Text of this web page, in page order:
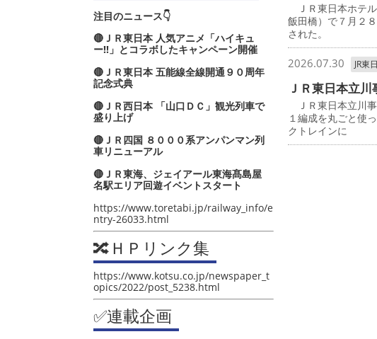
注目のニュース👇
🔴ＪＲ東日本 人気アニメ「ハイキュ
ー‼」とコラボしたキャンペーン開催
🔴ＪＲ東日本 五能線全線開通９０周年
記念式典
🔴ＪＲ西日本 「山口ＤＣ」観光列車で
盛り上げ
🔴ＪＲ四国 ８０００系アンパンマン列
車リニューアル
🔴ＪＲ東海、ジェイアール東海髙島屋
名駅エリア回遊イベントスタート
https://www.toretabi.jp/railway_info/e
ntry-26033.html
🔀ＨＰリンク集
https://www.kotsu.co.jp/newspaper_t
opics/2022/post_5238.html
✅連載企画
ＪＲ東日本ホテ
飯田橋）で７月２
された。
2026.07.30 JR東
ＪＲ東日本立
ＪＲ東日本立川
１編成を丸ごと使
クトレインに